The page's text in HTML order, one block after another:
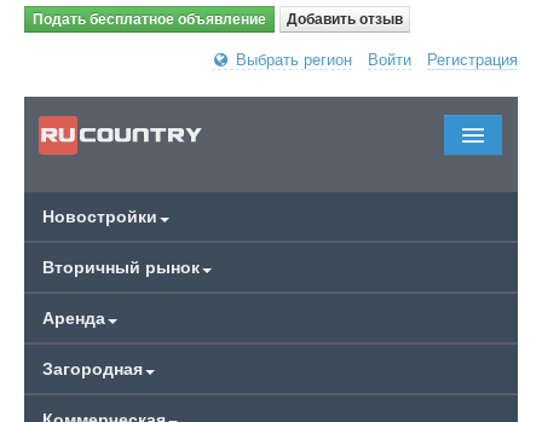
Подать бесплатное объявление Добавить отзыв
Выбрать регион Войти Регистрация
Новостройки
Вторичный рынок
Аренда
Загородная